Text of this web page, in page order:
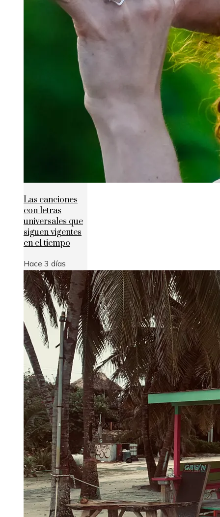
Las canciones
con letras
universales que
siguen vigentes
en el tiempo
Hace 3 días